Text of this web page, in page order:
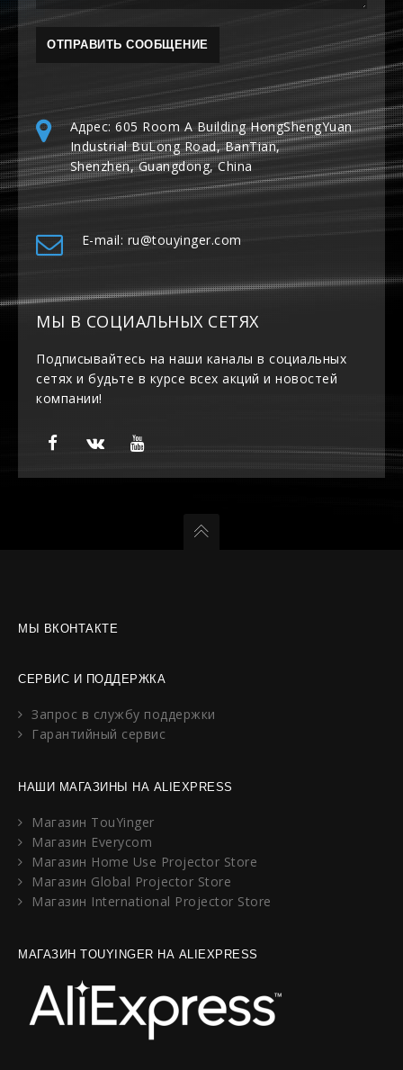
Адрес: 605 Room A Building HongShengYuan
Industrial BuLong Road, BanTian,
Shenzhen, Guangdong, China
E-mail: ru@touyinger.com
МЫ В СОЦИАЛЬНЫХ СЕТЯХ
Подписывайтесь на наши каналы в социальных
сетях и будьте в курсе всех акций и новостей
компании!
МЫ ВКОНТАКТЕ
СЕРВИС И ПОДДЕРЖКА
Запрос в службу поддержки
Гарантийный сервис
НАШИ МАГАЗИНЫ НА ALIEXPRESS
Магазин TouYinger
Магазин Everycom
Магазин Home Use Projector Store
Магазин Global Projector Store
Магазин International Projector Store
МАГАЗИН TOUYINGER НА ALIEXPRESS